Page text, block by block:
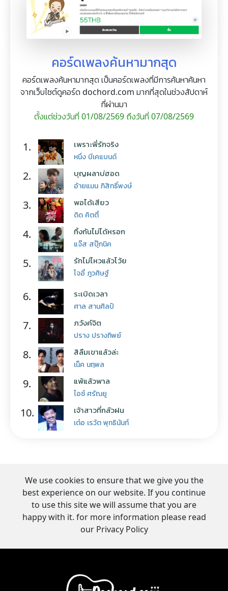
คอร์ดเพลงค้นหามากสุด
คอร์ดเพลงค้นหามากสุด เป็นคอร์ดเพลงที่มีการค้นหาค้นหา
จากเว็บไซต์ดูคอร์ด dochord.com มากที่สุดในช่วงสัปดาห์
ที่ผ่านมา
ตั้งแต่ช่วงวันที่ 01/08/2569 ถึงวันที่ 07/08/2569
1. เพราะพี่รักจริง
หนึ่ง บีเคแบนด์
2. บุญผลาบ่ฮอด
อ้ายแมน ภิสิทธิ์พงษ์
3. พอได้เสียว
ดิด คิตตี้
4. ทิ้งกันไม่ได้หรอก
แจ๊ส สปุ๊กนิค
5. รักไม่ไหวแล้วโว้ย
โจอี้ ภูวศิษฐ์
6. ระเบิดเวลา
ศาล สานศิลป์
7. ภวังค์จิต
ปราง ปรางทิพย์
8. สิลืมเขาแล้วล่ะ
เน็ค นฤพล
9. แพ้แล้วพาล
ไอซ์ ศรัณยู
10. เจ้าสาวที่กลัวฝน
เต๋อ เรวัต พุทธินันท์
We use cookies to ensure that we give you the
best experience on our website. If you continue
to use this site we will assume that you are
happy with it. for more information please read
our Privacy Policy